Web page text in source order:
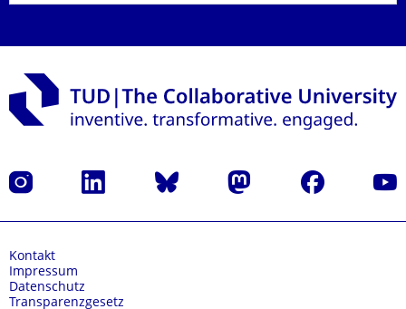
Instagram LinkedIn Bluesky Mastodon Facebook
Kontakt
Impressum
Datenschutz
Transparenzgesetz